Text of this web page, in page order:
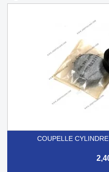
COUPELLE